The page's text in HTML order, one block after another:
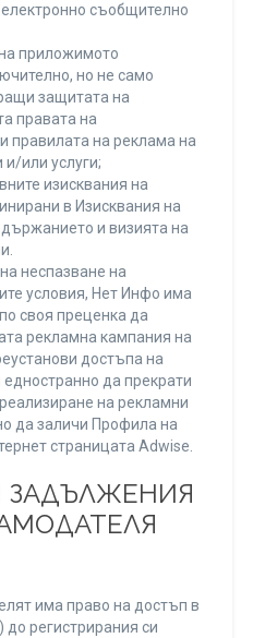
съобщително
приложимото
но не само
защитата на
правата на
правилата на реклама на
и/или услуги;
изисквания на
в Изисквания на
и визията на
неспазване на
условия, Нет Инфо има
своя преценка да
рекламна кампания на
достъпа на
да прекрати
на рекламни
да заличи Профила на
страницата Adwise.
ЗАДЪЛЖЕНИЯ
има право на достъп в
регистрирания си